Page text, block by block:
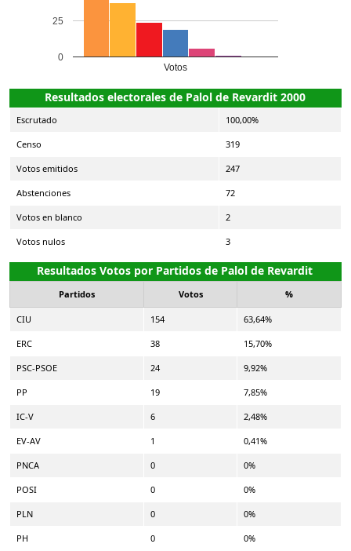
Votos
0
25
Resultados electorales de Palol de Revardit 2000
Escrutado 100,00%
Censo 319
Votos emitidos 247
Abstenciones 72
Votos en blanco 2
Votos nulos 3
Resultados Votos por Partidos de Palol de Revardit
Partidos Votos %
CIU 154 63,64%
ERC 38 15,70%
PSC-PSOE 24 9,92%
PP 19 7,85%
IC-V 6 2,48%
EV-AV 1 0,41%
PNCA 0 0%
POSI 0 0%
PLN 0 0%
PH 0 0%